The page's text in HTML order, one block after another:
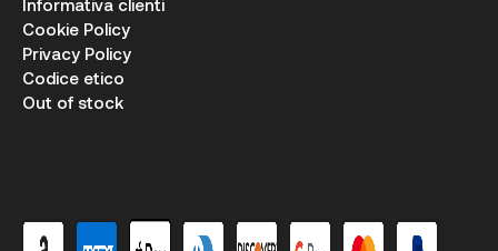
Informativa clienti
Cookie Policy
Privacy Policy
Codice etico
Out of stock